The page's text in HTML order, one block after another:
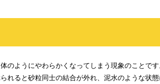
のようにやわらかくなってしまう現象のことで
れると砂粒同士の結合が外れ、泥水のような状